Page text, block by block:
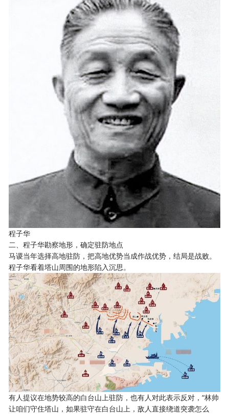
程子华
二、程子华勘察地形，确定驻防地点
马谡当年选择高地驻防，把高地优势当成作战优势，结局是战败。
程子华看着塔山周围的地形陷入沉思。
有人提议在地势较高的白台山上驻防，也有人对此表示反对，“林帅
让咱们守住塔山，如果驻守在白台山上，敌人直接绕道突袭怎么